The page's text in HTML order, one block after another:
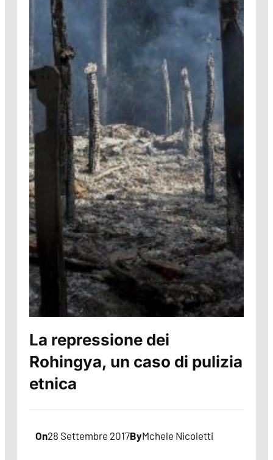
La repressione dei
Rohingya, un caso di pulizia
etnica
On28 Settembre 2017ByMchele Nicoletti